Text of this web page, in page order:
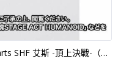
[10月下旬][日本魂限]海賊王 S.H.Figuarts SHF 艾斯 -頂上決戰-（日版）[全數HK$600/訂$300]